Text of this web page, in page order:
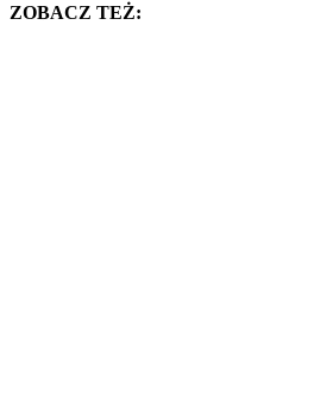
ZOBACZ TEŻ: